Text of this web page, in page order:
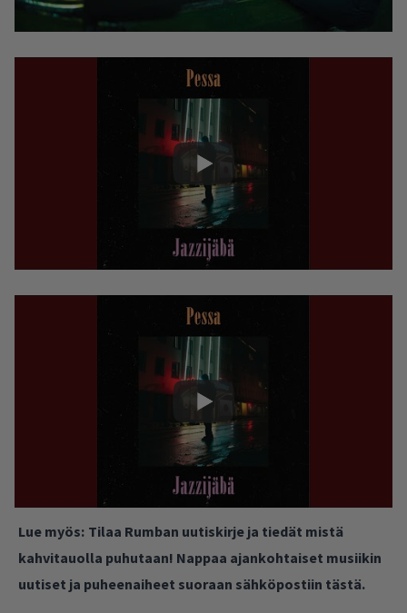
Lue myös: Tilaa Rumban uutiskirje ja tiedät mistä
kahvitauolla puhutaan! Nappaa ajankohtaiset musiikin
uutiset ja puheenaiheet suoraan sähköpostiin tästä.